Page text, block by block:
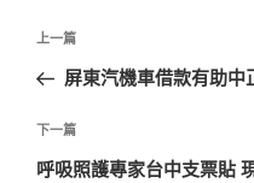
文
導
覽
上
一
文
章
上一篇
屏東汽機車借款有助
下
一
下一篇
呼吸照護專家台中支票貼